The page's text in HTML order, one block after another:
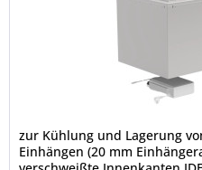
zur Kühlung und Lagerung
Einhängen (20 mm